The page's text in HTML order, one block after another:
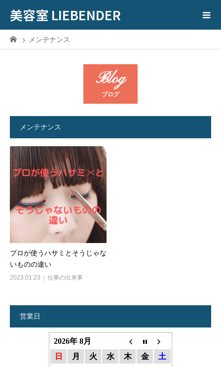
美容室 LIEBENDER
メンテナンス
Blog
ブログ
メンテナンス
プロが使うハサミとそうじゃな
いものの違い
2023.01.23 仕事の出来事
営業日
2026年 8月
日
月 火 水 木 金
土